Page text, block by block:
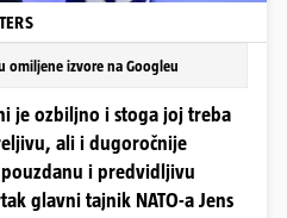
omiljene izvore na Googleu
je ozbiljno i stoga joj treba
ali i dugoročnije
i predvidljivu
glavni tajnik NATO-a Jens